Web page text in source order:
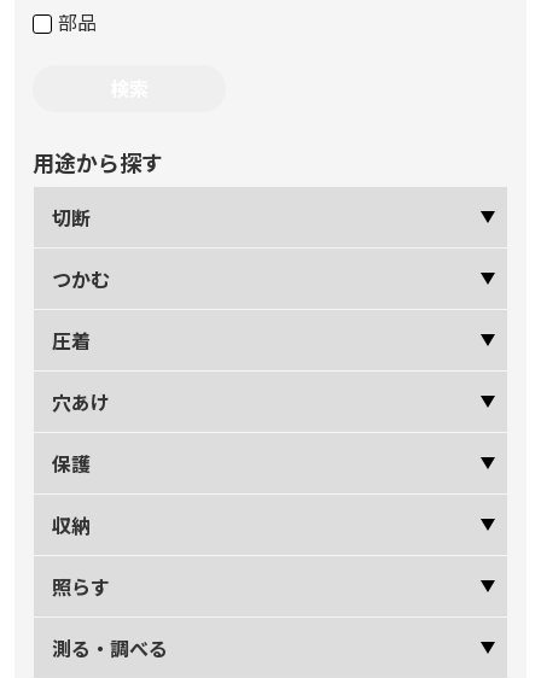
部品
用途から探す
切断
つかむ
圧着
穴あけ
保護
収納
照らす
測る・調べる